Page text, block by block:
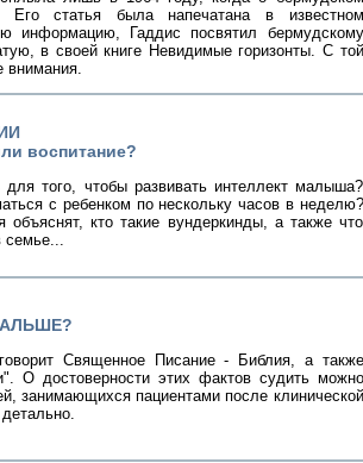
Его статья была напечатана в известном
информацию, Гаддис посвятил бермудскому
в своей книге Невидимые горизонты. С той
внимания.
воспитание?
того, чтобы развивать интеллект малыша?
с ребенком по нескольку часов в неделю?
кто такие вундеркинды, а также что
Священное Писание - Библия, а также
О достоверности этих фактов судить можно
занимающихся пациентами после клинической